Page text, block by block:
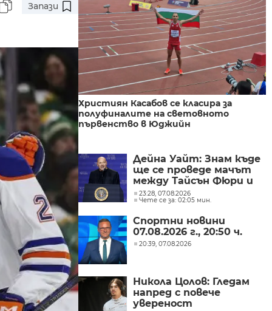
Запази
Християн Касабов се класира за
полуфиналите на световното
първенство в Юджийн
Дейна Уайт: Знам къде
ще се проведе мачът
между Тайсън Фюри и
Антъни Джошуа
23:28, 07.08.2026
Чете се за: 02:05 мин.
Спортни новини
07.08.2026 г., 20:50 ч.
20:39, 07.08.2026
Никола Цолов: Гледам
напред с повече
увереност